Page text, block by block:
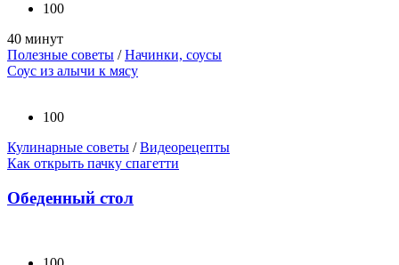
100
40 минут
Полезные советы /Начинки, соусы
Соус из алычи к мясу
100
Кулинарные советы /Видеорецепты
Как открыть пачку спагетти
Обеденный стол